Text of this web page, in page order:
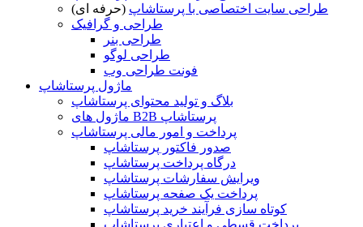
طراحی سایت اختصاصی با پرستاشاپ (حرفه ای)
طراحی و گرافیک
طراحی بنر
طراحی لوگو
فونت طراحی وب
ماژول پرستاشاپ
بلاگ و تولید محتوای پرستاشاپ
ماژول های B2B پرستاشاپ
پرداخت و امور مالی پرستاشاپ
صدور فاکتور پرستاشاپ
درگاه پرداخت پرستاشاپ
ویرایش سفارشات پرستاشاپ
پرداخت یک صفحه پرستاشاپ
کوتاه سازی فرآیند خرید پرستاشاپ
پرداخت قسطی و اعتباری پرستاشاپ